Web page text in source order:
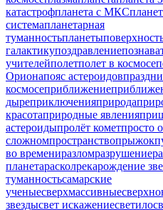
катастрофпланета с МКС
системапланетарная
туманностьпланеты
галактикупоздравление
учителейполетполет в космосе
Орионапояс астероидов
космосеприближение
дыреприключенияприрода
красотаприродные явления
астероидыпролёт кометпросто
сложномпространствопрыжок
во времениразломразрушение
планетарасколрекарождение
туманностьсамарские
ученыесверхмассивные
звездысвет искажениесветило